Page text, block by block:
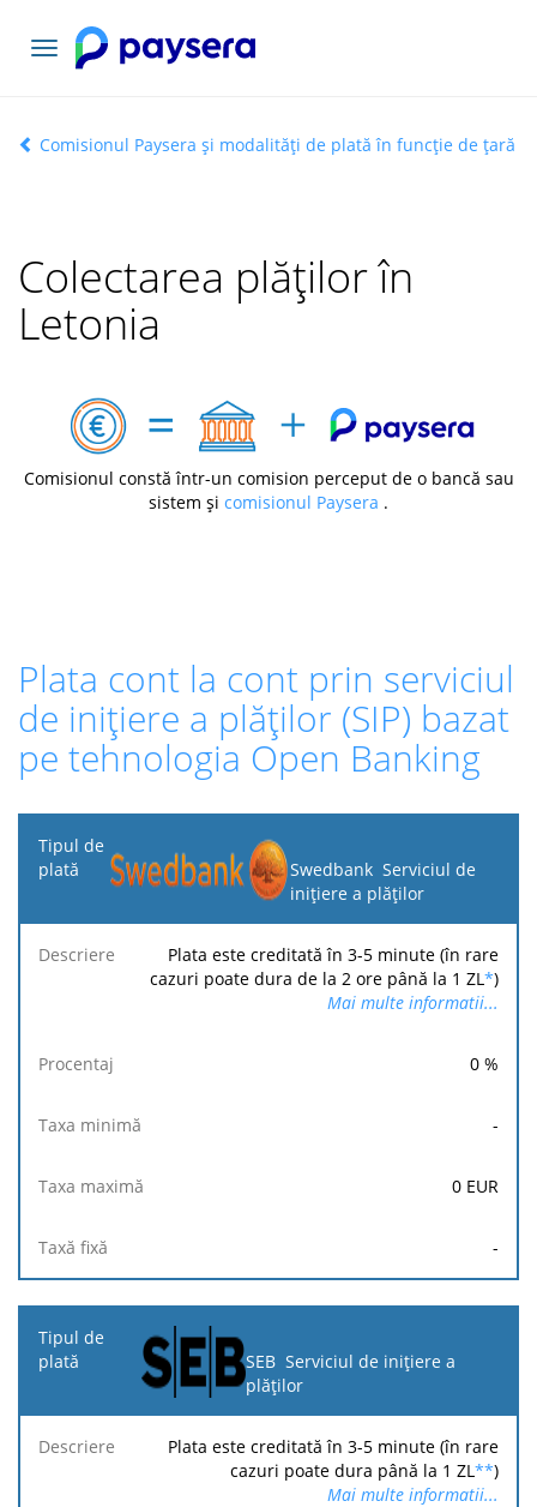
Comutați
navigarea
Comisionul Paysera și modalități de plată în funcție de țară
Colectarea plăților în
Letonia
Comisionul constă într-un comision perceput de o bancă sau
sistem și comisionul Paysera .
Plata cont la cont prin serviciul
de inițiere a plăților (SIP) bazat
pe tehnologia Open Banking
Tipul
de
Descriere Procentaj
Taxa
minimă
Taxa
maximă
Taxă
fixă
Swedbank Serviciul de
inițiere a plăților
Plata este creditată în 3-5 minute (în rare
cazuri poate dura de la 2 ore până la 1 ZL *)
Mai multe informatii...
0 %
-
0 EUR
-
SEB Serviciul de inițiere a
plăților
Plata este creditată în 3-5 minute (în rare
cazuri poate dura până la 1 ZL **)
Mai multe informatii...